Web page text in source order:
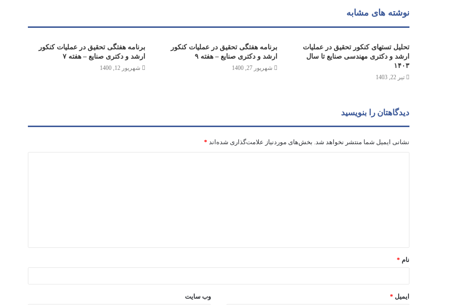
نوشته های مشابه
تحلیل تستهای کنکور تحقیق در عملیات
ارشد و دکتری مهندسی صنایع تا سال
۱۴۰۳
تیر 22, 1403
برنامه هفتگی تحقیق در عملیات کنکور
ارشد و دکتری صنایع – هفته ۹
شهریور 27, 1400
برنامه هفتگی تحقیق در عملیات کنکور
ارشد و دکتری صنایع – هفته ۷
شهریور 12, 1400
دیدگاهتان را بنویسید
نشانی ایمیل شما منتشر نخواهد شد. بخش‌های موردنیاز علامت‌گذاری شده‌اند *
*
نام *
ایمیل * وب‌ سایت